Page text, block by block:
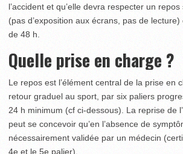
l’accident et qu’elle devra respecter un
(pas d’exposition aux écrans, pas de
de 48 h.
Quelle prise en charge ?
Le repos est l’élément central de la prise en
retour graduel au sport, par six paliers
24 h minimum (cf ci-dessous). La reprise de
peut se concevoir qu’en l’absence de
nécessairement validée par un médecin
4e et le 5e palier).